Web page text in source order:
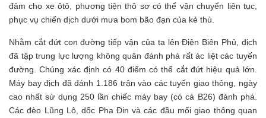
đảm cho xe ôtô, phương tiện thô sơ có thể vận chuyển liên tục,
phục vụ chiến dịch dưới mưa bom bão đạn của kẻ thù.
Nhằm cắt đứt con đường tiếp vận của ta lên Điện Biên Phủ, địch
đã tập trung lực lượng không quân đánh phá rất ác liệt các tuyến
đường. Chúng xác định có 40 điểm có thể cắt đứt hiệu quả lớn.
Máy bay địch đã đánh 1.186 trận vào các tuyến giao thông, ngày
cao nhất sử dụng 250 lần chiếc máy bay (có cả B26) đánh phá.
Các đèo Lũng Lô, dốc Pha Đin và các đầu mối giao thông quan